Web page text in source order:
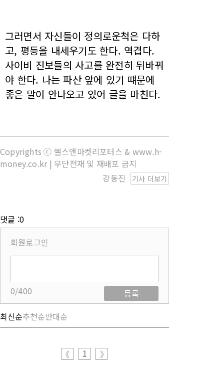
그러면서 자신들이 정의로운척은 다하
고, 평등을 내세우기도 한다. 역겹다.
사이비 진보들의 사고를 완전히 뒤바꿔
야 한다. 나는 파산 앞에 있기 떄문에
좋은 말이 안나오고 있어 글을 마친다.
Copyrights ⓒ 헬스앤마켓리포터스 & www.h-
money.co.kr | 무단전재 및 재배포 금지
기사 더보기
강동진
댓글 :0
회원로그인
0/400
등록
최신순추천순반대순
《 1 》